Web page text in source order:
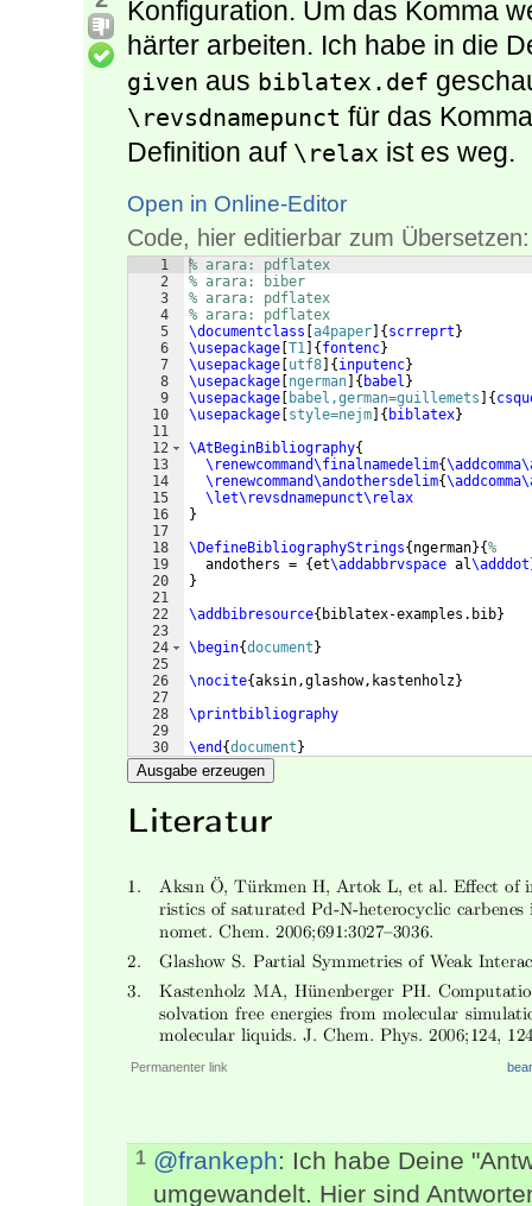
Konfiguration. Um das Komma
härter arbeiten. Ich habe in die
given aus biblatex.def
\revsdnamepunct für das
Definition auf \relax ist es weg.
Open in Online-Editor
Code, hier editierbar zum Übersetzen:
1
2
3
4
5
6
7
8
9
10
11
12
13
14
15
16
17
18
19
20
21
22
23
24
25
26
27
28
29
30
% arara: pdflatex
% arara: biber
% arara: pdflatex
% arara: pdflatex
\documentclass a4paper { scrreprt }
\usepackage T1 { fontenc}
\usepackage utf8 { inputenc}
\usepackage ngerman { babel }
\usepackage
babel,german=guillemets {
\usepackage style=nejm { biblatex}
\AtBeginBibliography{
\renewcommand\finalnamedelim{
\renewcommand\andothersdelim{
\let\revsdnamepunct\relax
}
\DefineBibliographyStrings{ ngerman}{%
  andothers =
{et\addabbrvspace al\adddot
}
\addbibresource{ biblatex-examples.bib}
\begin{document }
\nocite{aksin,glashow,kastenholz}
\printbibliography
\end {document }
Ausgabe erzeugen
Permanenter link
1 @frankeph: Ich habe Deine
umgewandelt. Hier sind